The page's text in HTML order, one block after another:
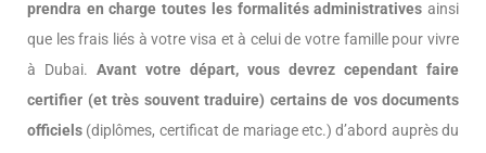
prendra en charge toutes les formalités administratives ainsi
que les frais liés à votre visa et à celui de votre famille pour vivre
à Dubai. Avant votre départ, vous devrez cependant faire
certifier (et très souvent traduire) certains de vos documents
officiels (diplômes, certificat de mariage etc.) d’abord auprès du